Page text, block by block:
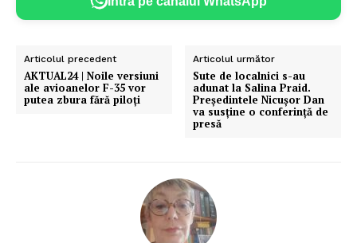
Articolul precedent
AKTUAL24 | Noile versiuni
ale avioanelor F-35 vor
putea zbura fără piloți
Articolul următor
Sute de localnici s-au
adunat la Salina Praid.
Preşedintele Nicuşor Dan
va susține o conferință de
presă